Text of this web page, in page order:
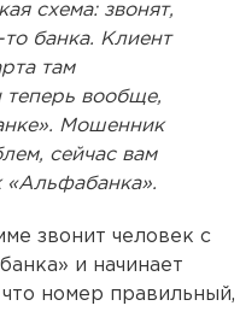
схема: звонят,
то банка. Клиент
там
теперь вообще,
Мошенник
сейчас вам
«Альфабанка».
звонит человек с
и начинает
номер правильный,